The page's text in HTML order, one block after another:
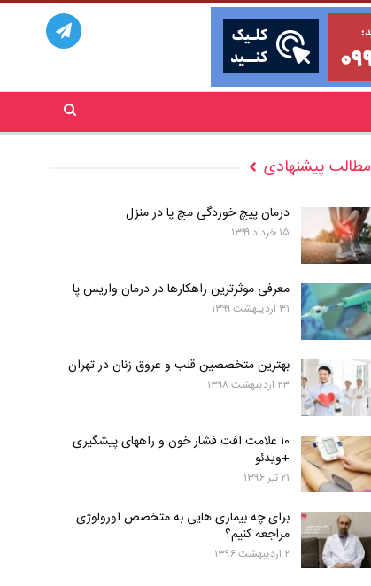
مطالب پیشنهادی
درمان پیچ خوردگی مچ پا در منزل
۱۵ خرداد ۱۳۹۹
معرفی موثرترین راهکارها در درمان واریس پا
۳۱ اردیبهشت ۱۳۹۹
بهترین متخصصین قلب و عروق زنان در تهران
۲۳ اردیبهشت ۱۳۹۸
۱۰ علامت افت فشار خون و راههای پیشگیری
+ویدئو
۲۱ تیر ۱۳۹۶
برای چه بیماری هایی به متخصص اورولوژی
مراجعه کنیم؟
۲ اردیبهشت ۱۳۹۶